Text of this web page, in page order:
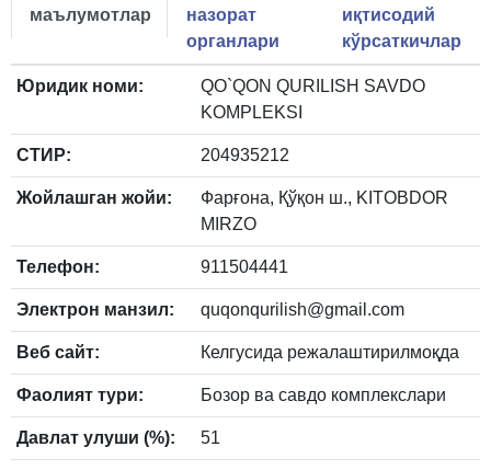
маълумотлар
назорат
органлари
иқтисодий
кўрсаткичлар
Юридик номи:
QO`QON QURILISH SAVDO
KOMPLEKSI
СТИР: 204935212
Жойлашган жойи:
Фарғона, Қўқон ш., KITOBDOR
MIRZO
Телефон: 911504441
Электрон манзил: quqonqurilish@gmail.com
Веб сайт: Келгусида режалаштирилмоқда
Фаолият тури: Бозор ва савдо комплекслари
Давлат улуши (%): 51